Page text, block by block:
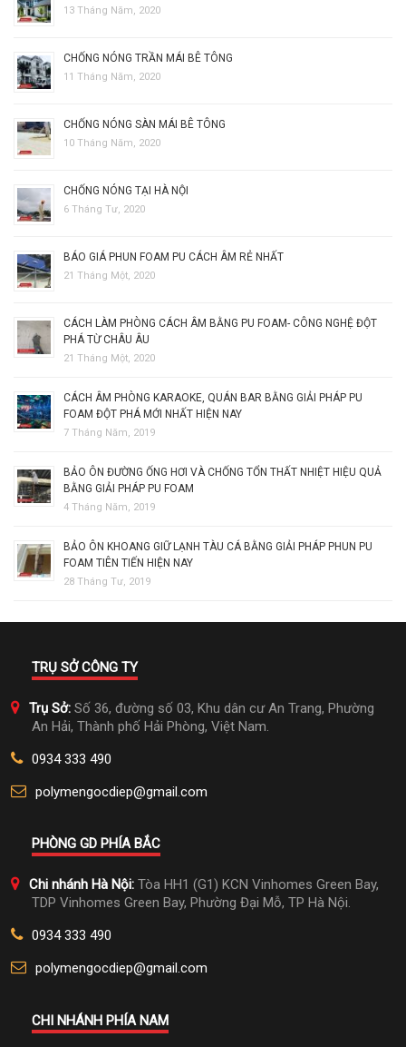
13 Tháng Năm, 2020
CHỐNG NÓNG TRẦN MÁI BÊ TÔNG
11 Tháng Năm, 2020
CHỐNG NÓNG SÀN MÁI BÊ TÔNG
10 Tháng Năm, 2020
CHỐNG NÓNG TẠI HÀ NỘI
6 Tháng Tư, 2020
BÁO GIÁ PHUN FOAM PU CÁCH ÂM RẺ NHẤT
21 Tháng Một, 2020
CÁCH LÀM PHÒNG CÁCH ÂM BẰNG PU FOAM- CÔNG NGHỆ ĐỘT
PHÁ TỪ CHÂU ÂU
21 Tháng Một, 2020
CÁCH ÂM PHÒNG KARAOKE, QUÁN BAR BẰNG GIẢI PHÁP PU
FOAM ĐỘT PHÁ MỚI NHẤT HIỆN NAY
7 Tháng Năm, 2019
BẢO ÔN ĐƯỜNG ỐNG HƠI VÀ CHỐNG TỔN THẤT NHIỆT HIỆU QUẢ
BẰNG GIẢI PHÁP PU FOAM
4 Tháng Năm, 2019
BẢO ÔN KHOANG GIỮ LẠNH TÀU CÁ BẰNG GIẢI PHÁP PHUN PU
FOAM TIÊN TIẾN HIỆN NAY
28 Tháng Tư, 2019
TRỤ SỞ CÔNG TY
Trụ Sở:Số 36, đường số 03, Khu dân cư An Trang, Phường
An Hải, Thành phố Hải Phòng, Việt Nam.
0934 333 490
polymengocdiep@gmail.com
PHÒNG GD PHÍA BẮC
Chi nhánh Hà Nội: Tòa HH1 (G1) KCN Vinhomes Green Bay,
TDP Vinhomes Green Bay, Phường Đại Mỗ, TP Hà Nội.
0934 333 490
polymengocdiep@gmail.com
CHI NHÁNH PHÍA NAM